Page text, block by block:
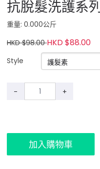
抗脫髮洗護系
重量: 0.000公斤
HKD $98.00HKD $88.00
Style
- +
加入購物車